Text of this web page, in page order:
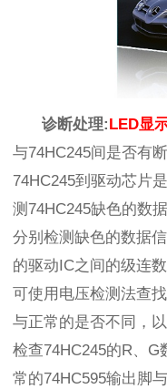
诊断处理: LED显
与74HC245间是否有
74HC245到驱动芯片
测74HC245缺色的数
分别检测缺色的数据
的驱动IC之间的级连
可使用电压检测法查
与正常的是否不同，
检查74HC245的R、
常的74HC595输出脚